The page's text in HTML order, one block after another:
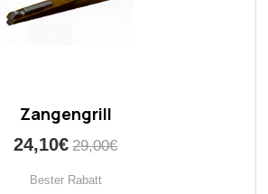
Zangengrill
24,10€ 29,00€
Bester Rabatt